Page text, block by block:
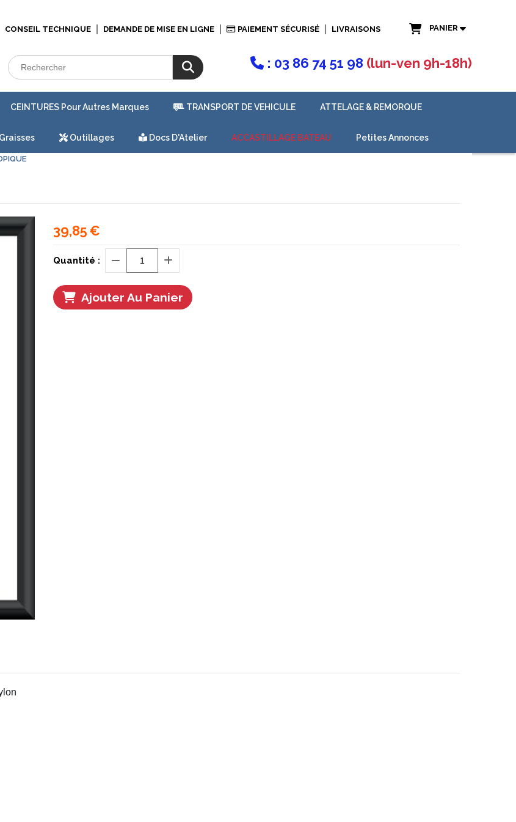
 : 03 86 74 51 98 (lun-ven 9h-18h)
CONSEIL TECHNIQUE DEMANDE DE MISE EN LIGNE PAIEMENT SÉCURISÉ LIVRAISONS PANIER
CEINTURES Pour Autres Marques TRANSPORT DE VEHICULE ATTELAGE & REMORQUE
Outillages Docs D'Atelier ACCASTILLAGE BATEAU Petites Annonces
39,85€
Quantité :
Ajouter Au Panier